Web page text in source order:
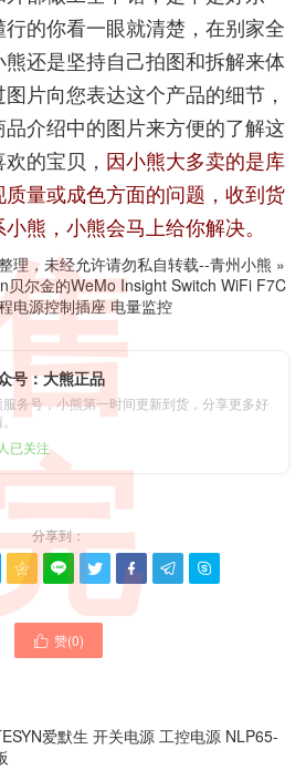
的你看一眼就清楚，在别家全
还是坚持自己拍图和拆解来体
片向您表达这个产品的细节，
介绍中的图片来方便的了解这
的宝贝， 因小熊大多卖的是库
量或成色方面的问题，收到货
熊，小熊会马上给你解决。
理，未经允许请勿私自转载--青州小熊 »
贝尔金的WeMo Insight Switch WiFi F7C​​
电源控制插座 电量监控
号：大熊正品
服务号，小熊第一时间更新到货，分享更多好
。
已关注
分享到：
     
 赞(0)
爱默生 开关电源 工控电源 NLP65-